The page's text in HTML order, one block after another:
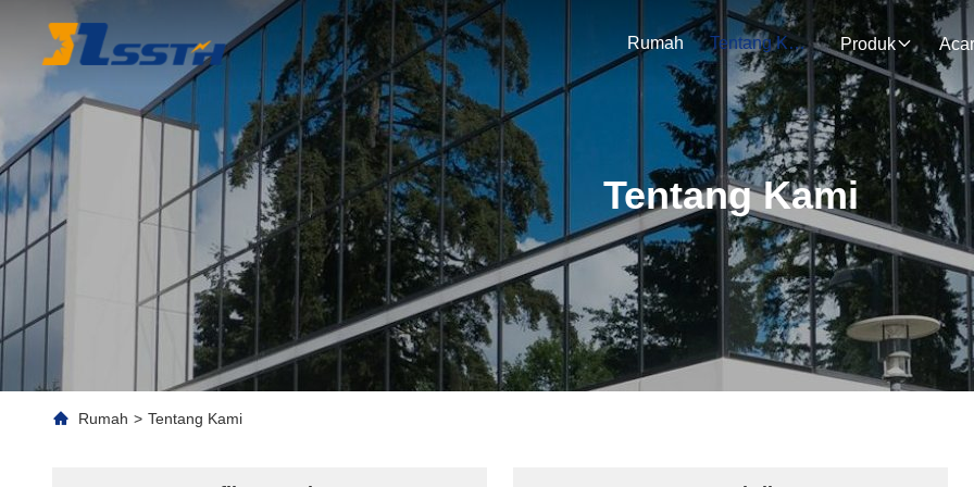
Rumah Tentang Kami Produk
Tentang Kami
Rumah > Tentang Kami